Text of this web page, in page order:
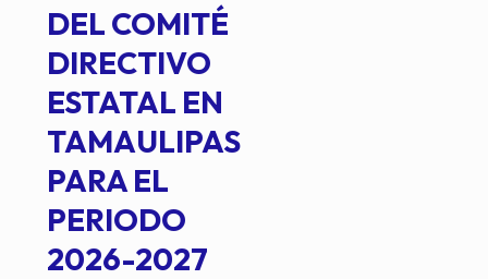
DEL COMITÉ
DIRECTIVO
ESTATAL EN
TAMAULIPAS
PARA EL
PERIODO
2026-2027